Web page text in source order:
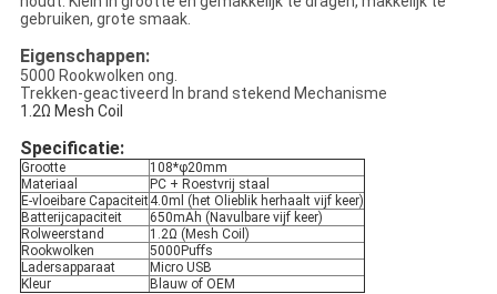
gebruiken, grote smaak.
Eigenschappen:
5000 Rookwolken ong.
Trekken-geactiveerd In brand stekend Mechanisme
1.2Ω Mesh Coil
Specificatie:
Grootte
108*φ20mm
Materiaal
PC + Roestvrij staal
E-vloeibare Capaciteit4.0ml (het Olieblik herhaalt vijf keer)
Batterijcapaciteit
650mAh (Navulbare vijf keer)
Rolweerstand
1.2Ω (Mesh Coil)
Rookwolken
5000Puffs
Ladersapparaat
Micro USB
Kleur
Blauw of OEM